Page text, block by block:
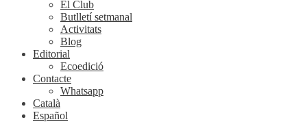
El Club
Butlletí setmanal
Activitats
Blog
Editorial
Ecoedició
Contacte
Whatsapp
Català
Español